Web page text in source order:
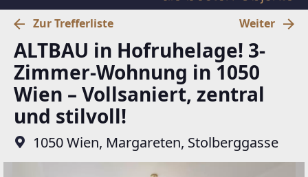
Zur Trefferliste Weiter
ALTBAU in Hofruhelage! 3-
Zimmer-Wohnung in 1050
Wien – Vollsaniert, zentral
und stilvoll!
1050 Wien, Margareten, Stolberggasse